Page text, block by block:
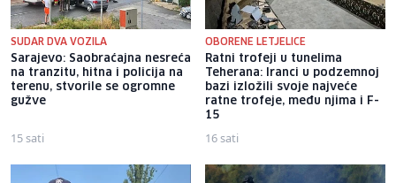
SUDAR DVA VOZILA
Sarajevo: Saobraćajna nesreća
na tranzitu, hitna i policija na
terenu, stvorile se ogromne
gužve
15 sati
OBORENE LETJELICE
Ratni trofeji u tunelima
Teherana: Iranci u podzemnoj
bazi izložili svoje najveće
ratne trofeje, među njima i F-
15
16 sati